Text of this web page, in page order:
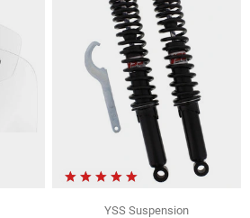
YSS Suspension